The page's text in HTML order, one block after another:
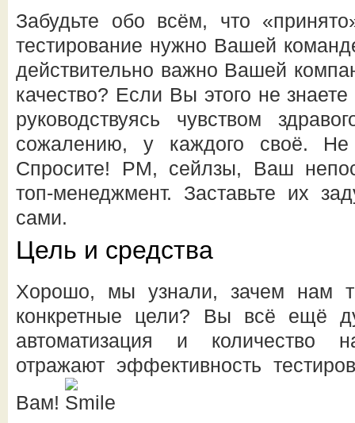
Забудьте обо всём, что
тестирование нужно Вашей
действительно важно Вашей
качество? Если Вы этого не
руководствуясь чувством
сожалению, у каждого своё. Не
Спросите! РМ, сейлзы, Ваш
топ-менеджмент. Заставьте их
сами.
Цель и средства
Хорошо, мы узнали, зачем нам
конкретные цели? Вы всё ещё
автоматизация и количество
отражают эффективность
Вам!